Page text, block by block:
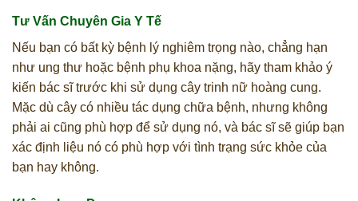
Tư Vấn Chuyên Gia Y Tế
Nếu bạn có bất kỳ bệnh lý nghiêm trọng nào, chẳng hạn
như ung thư hoặc bệnh phụ khoa nặng, hãy tham khảo ý
kiến bác sĩ trước khi sử dụng cây trinh nữ hoàng cung.
Mặc dù cây có nhiều tác dụng chữa bệnh, nhưng không
phải ai cũng phù hợp để sử dụng nó, và bác sĩ sẽ giúp bạn
xác định liệu nó có phù hợp với tình trạng sức khỏe của
bạn hay không.